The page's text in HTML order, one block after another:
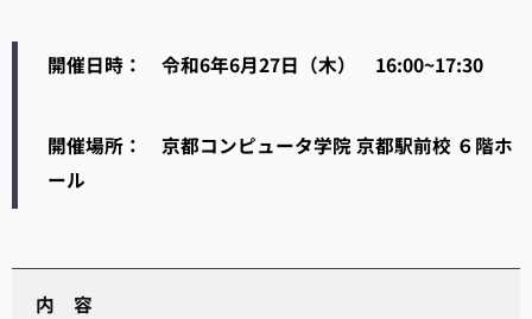
開催日時： 令和6年6月27日（木） 16:00~17:30
開催場所： 京都コンピュータ学院 京都駅前校 ６階ホ
ール
内 容